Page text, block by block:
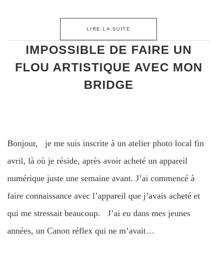
LIRE LA SUITE
IMPOSSIBLE DE FAIRE UN
FLOU ARTISTIQUE AVEC MON
BRIDGE
Bonjour, je me suis inscrite à un atelier photo local fin
avril, là où je réside, après avoir acheté un appareil
numérique juste une semaine avant. J’ai commencé à
faire connaissance avec l’appareil que j’avais acheté et
qui me stressait beaucoup. J’ai eu dans mes jeunes
années, un Canon réflex qui ne m’avait…